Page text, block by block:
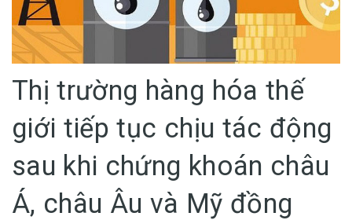
Thị trường hàng hóa thế
giới tiếp tục chịu tác động
sau khi chứng khoán châu
Á, châu Âu và Mỹ đồng